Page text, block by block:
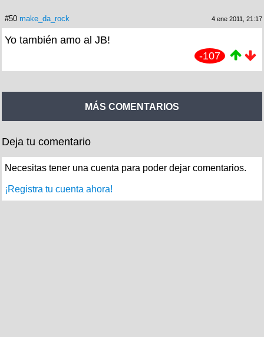
#50 make_da_rock 4 ene 2011, 21:17
Yo también amo al JB!
-107
MÁS COMENTARIOS
Deja tu comentario
Necesitas tener una cuenta para poder dejar comentarios.
¡Registra tu cuenta ahora!